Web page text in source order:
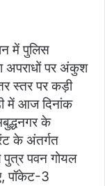
में पुलिस
अपराधों पर अंकुश
स्तर पर कड़ी
में आज दिनांक
के
के अंतर्गत
पुत्र पवन गोयल
पॉकेट-3